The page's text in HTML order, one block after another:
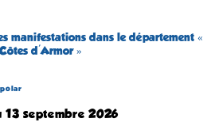
manifestations dans le département «
Côtes d'Armor »
13 septembre 2026